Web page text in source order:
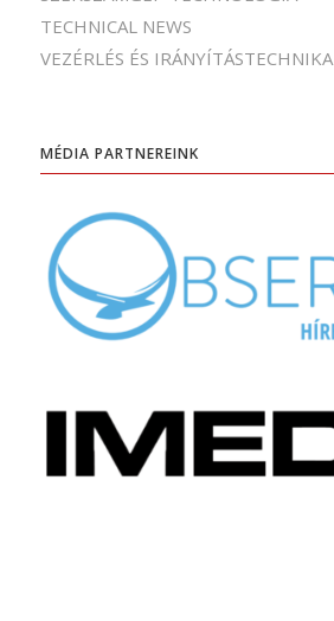
TECHNICAL NEWS
VEZÉRLÉS ÉS IRÁNYÍTÁSTECHNIKA
MÉDIA PARTNEREINK